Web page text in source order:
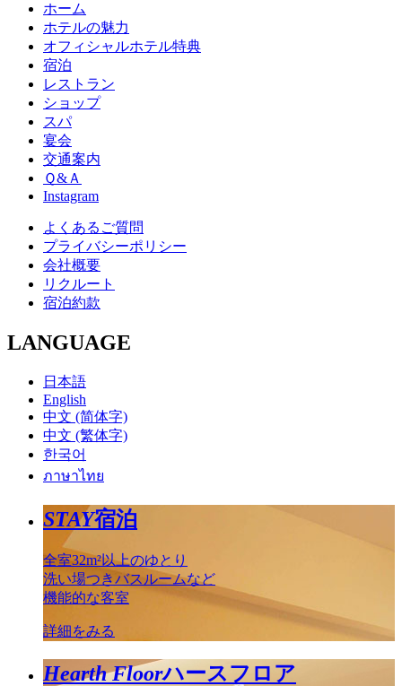
ホーム
ホテルの魅力
オフィシャルホテル特典
宿泊
レストラン
ショップ
スパ
宴会
交通案内
Ｑ&Ａ
Instagram
よくあるご質問
プライバシーポリシー
会社概要
リクルート
宿泊約款
LANGUAGE
日本語
English
中文 (简体字)
中文 (繁体字)
한국어
ภาษาไทย
STAY宿泊
全室32m²以上のゆとり
洗い場つきバスルームなど
機能的な客室
詳細をみる
Hearth Floorハースフロア